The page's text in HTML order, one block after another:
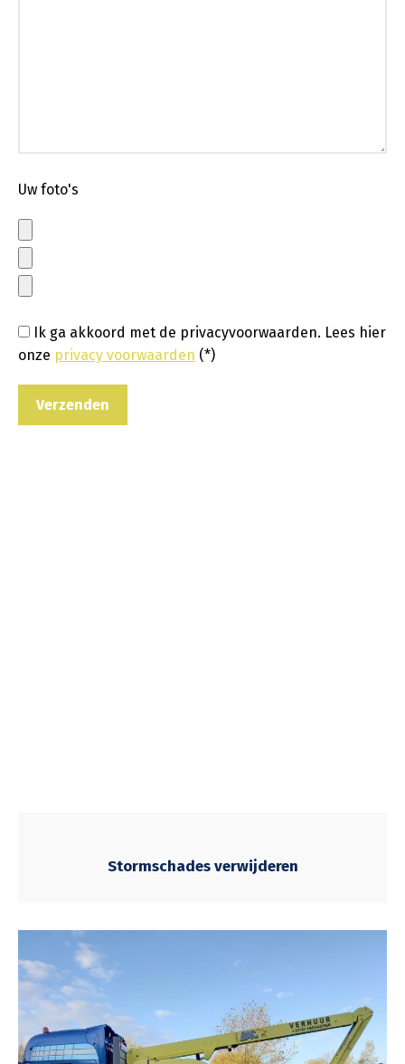
Uw foto's
Ik ga akkoord met de privacyvoorwaarden. Lees hier
onze privacy voorwaarden (*)
Stormschades verwijderen